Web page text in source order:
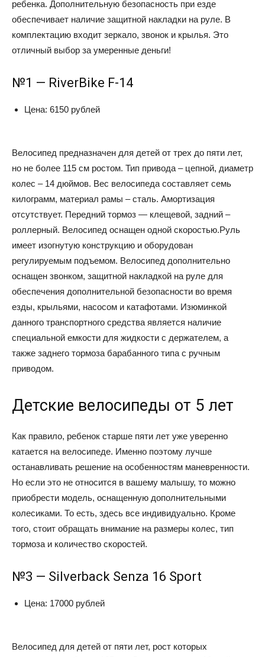
ребенка. Дополнительную безопасность при езде
обеспечивает наличие защитной накладки на руле. В
комплектацию входит зеркало, звонок и крылья. Это
отличный выбор за умеренные деньги!
№1 — RiverBike F-14
Цена: 6150 рублей
Велосипед предназначен для детей от трех до пяти лет,
но не более 115 см ростом. Тип привода – цепной, диаметр
колес – 14 дюймов. Вес велосипеда составляет семь
килограмм, материал рамы – сталь. Амортизация
отсутствует. Передний тормоз — клещевой, задний –
роллерный. Велосипед оснащен одной скоростью.Руль
имеет изогнутую конструкцию и оборудован
регулируемым подъемом. Велосипед дополнительно
оснащен звонком, защитной накладкой на руле для
обеспечения дополнительной безопасности во время
езды, крыльями, насосом и катафотами. Изюминкой
данного транспортного средства является наличие
специальной емкости для жидкости с держателем, а
также заднего тормоза барабанного типа с ручным
приводом.
Детские велосипеды от 5 лет
Как правило, ребенок старше пяти лет уже уверенно
катается на велосипеде. Именно поэтому лучше
останавливать решение на особенностям маневренности.
Но если это не относится в вашему малышу, то можно
приобрести модель, оснащенную дополнительными
колесиками. То есть, здесь все индивидуально. Кроме
того, стоит обращать внимание на размеры колес, тип
тормоза и количество скоростей.
№3 — Silverback Senza 16 Sport
Цена: 17000 рублей
Велосипед для детей от пяти лет, рост которых